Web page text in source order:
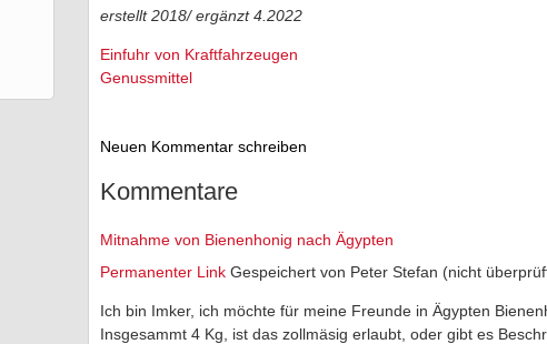
erstellt 2018/ ergänzt 4.2022
Einfuhr von Kraftfahrzeugen
Genussmittel
Neuen Kommentar schreiben
Kommentare
Mitnahme von Bienenhonig nach Ägypten
Permanenter Link Gespeichert von Peter Stefan (nicht
Ich bin Imker, ich möchte für meine Freunde in Ägypten
Insgesammt 4 Kg, ist das zollmäsig erlaubt, oder gibt es